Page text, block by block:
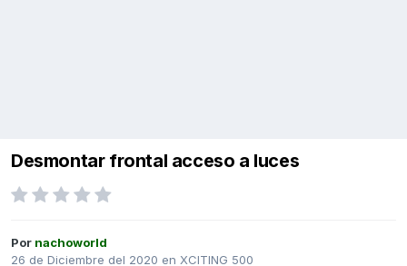
Desmontar frontal acceso a luces
Por nachoworld
26 de Diciembre del 2020 en XCITING 500